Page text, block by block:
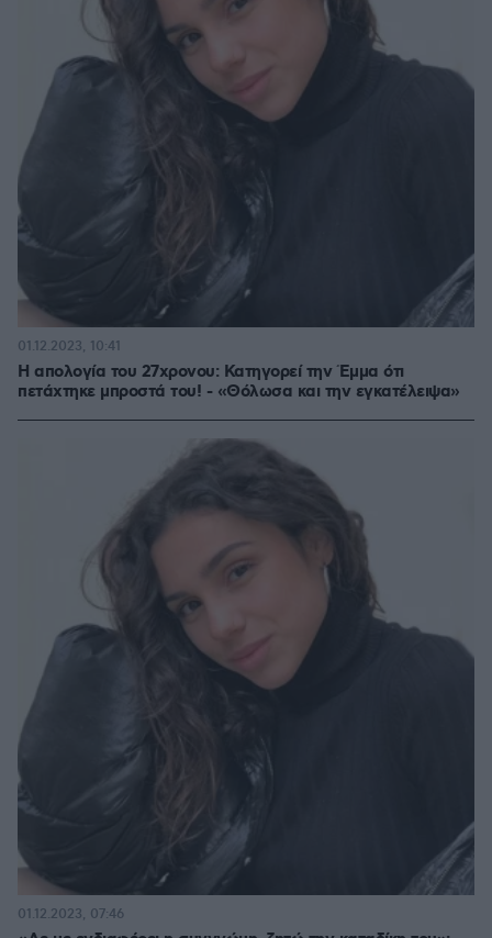
Η απολογία του 27χρονου: Κατηγορεί την Έμμα ότι
πετάχτηκε μπροστά του! - «Θόλωσα και την εγκατέλειψα»
01.12.2023, 10:41
01.12.2023, 07:46